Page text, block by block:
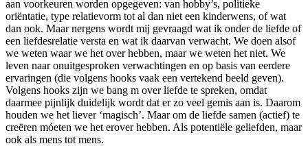
aan voorkeuren worden opgegeven: van hobby’s, politieke
oriëntatie, type relatievorm tot al dan niet een kinderwens, of wat
dan ook. Maar nergens wordt mij gevraagd wat ik onder de liefde of
een liefdesrelatie versta en wat ik daarvan verwacht. We doen alsof
we weten waar we het over hebben, maar we weten het niet. We
leven naar onuitgesproken verwachtingen en op basis van eerdere
ervaringen (die volgens hooks vaak een vertekend beeld geven).
Volgens hooks zijn we bang m over liefde te spreken, omdat
daarmee pijnlijk duidelijk wordt dat er zo veel gemis aan is. Daarom
houden we het liever ‘magisch’. Maar om de liefde samen (actief) te
creëren móeten we het erover hebben. Als potentiële geliefden, maar
ook als mens tot mens.